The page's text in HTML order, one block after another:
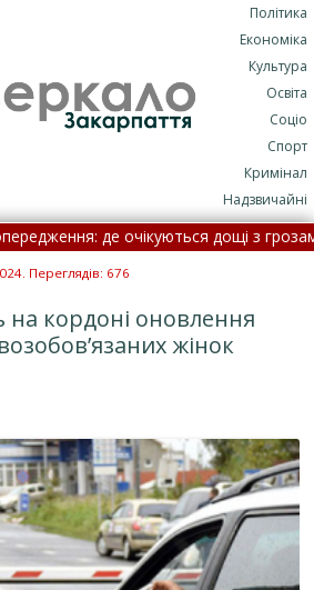
Політика
Економіка
Культура
Освіта
Соціо
Спорт
Кримінал
Надзвичайні
де очікуються дощі з грозами •
за підозрою у ґвалтуванні
Переглядів: 676
на кордоні оновлення
жінок